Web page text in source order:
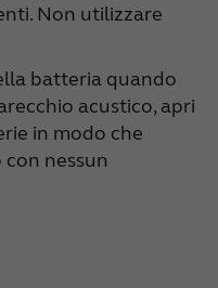
Non utilizzare
batteria quando
acustico, apri
in modo che
nessun